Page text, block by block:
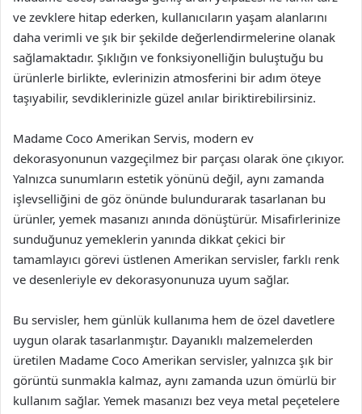
ve zevklere hitap ederken, kullanıcıların yaşam alanlarını
daha verimli ve şık bir şekilde değerlendirmelerine olanak
sağlamaktadır. Şıklığın ve fonksiyonelliğin buluştuğu bu
ürünlerle birlikte, evlerinizin atmosferini bir adım öteye
taşıyabilir, sevdiklerinizle güzel anılar biriktirebilirsiniz.
Madame Coco Amerikan Servis, modern ev
dekorasyonunun vazgeçilmez bir parçası olarak öne çıkıyor.
Yalnızca sunumların estetik yönünü değil, aynı zamanda
işlevselliğini de göz önünde bulundurarak tasarlanan bu
ürünler, yemek masanızı anında dönüştürür. Misafirlerinize
sunduğunuz yemeklerin yanında dikkat çekici bir
tamamlayıcı görevi üstlenen Amerikan servisler, farklı renk
ve desenleriyle ev dekorasyonunuza uyum sağlar.
Bu servisler, hem günlük kullanıma hem de özel davetlere
uygun olarak tasarlanmıştır. Dayanıklı malzemelerden
üretilen Madame Coco Amerikan servisler, yalnızca şık bir
görüntü sunmakla kalmaz, aynı zamanda uzun ömürlü bir
kullanım sağlar. Yemek masanızı bez veya metal peçetelere